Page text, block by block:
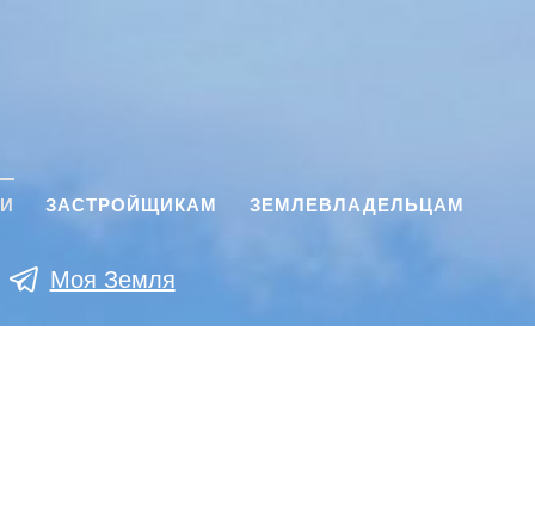
ЗАСТРОЙЩИКАМ ЗЕМЛЕВЛАДЕЛЬЦАМ
Моя Земля